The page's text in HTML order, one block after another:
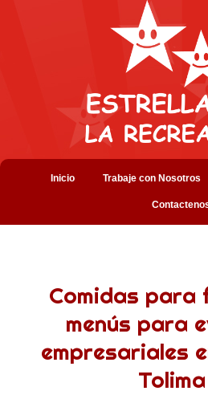
Inicio Trabaje con Nosotros
Comidas para
menús para
empresariales
Tolima